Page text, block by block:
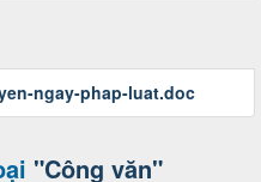
ngay-phap-luat.doc
"Công văn"